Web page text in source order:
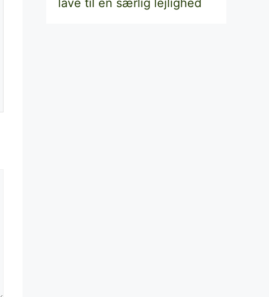
lave til en særlig lejlighed